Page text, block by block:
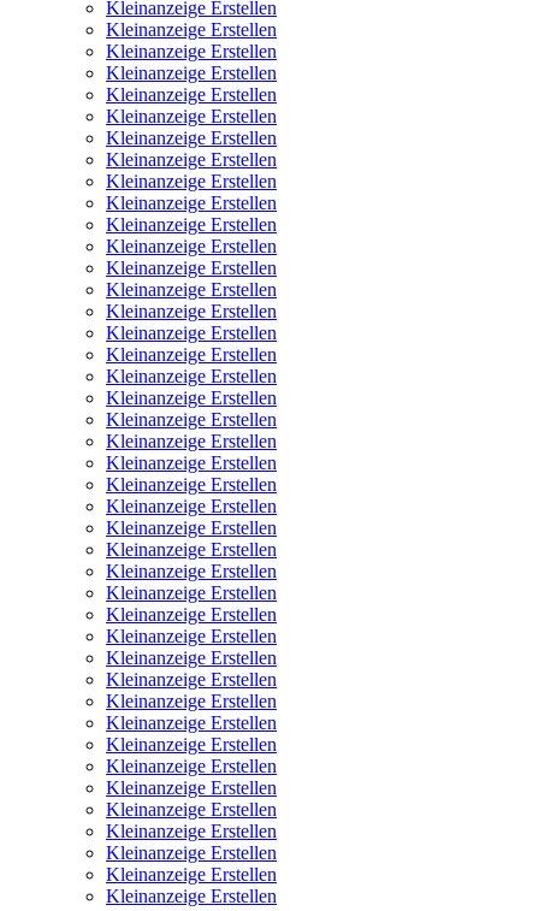
Kleinanzeige Erstellen
Kleinanzeige Erstellen
Kleinanzeige Erstellen
Kleinanzeige Erstellen
Kleinanzeige Erstellen
Kleinanzeige Erstellen
Kleinanzeige Erstellen
Kleinanzeige Erstellen
Kleinanzeige Erstellen
Kleinanzeige Erstellen
Kleinanzeige Erstellen
Kleinanzeige Erstellen
Kleinanzeige Erstellen
Kleinanzeige Erstellen
Kleinanzeige Erstellen
Kleinanzeige Erstellen
Kleinanzeige Erstellen
Kleinanzeige Erstellen
Kleinanzeige Erstellen
Kleinanzeige Erstellen
Kleinanzeige Erstellen
Kleinanzeige Erstellen
Kleinanzeige Erstellen
Kleinanzeige Erstellen
Kleinanzeige Erstellen
Kleinanzeige Erstellen
Kleinanzeige Erstellen
Kleinanzeige Erstellen
Kleinanzeige Erstellen
Kleinanzeige Erstellen
Kleinanzeige Erstellen
Kleinanzeige Erstellen
Kleinanzeige Erstellen
Kleinanzeige Erstellen
Kleinanzeige Erstellen
Kleinanzeige Erstellen
Kleinanzeige Erstellen
Kleinanzeige Erstellen
Kleinanzeige Erstellen
Kleinanzeige Erstellen
Kleinanzeige Erstellen
Kleinanzeige Erstellen